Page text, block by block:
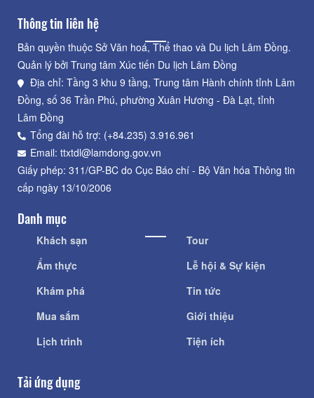
Thông tin liên hệ
Bản quyền thuộc Sở Văn hoá, Thể thao và Du lịch Lâm Đồng.
Quản lý bởi Trung tâm Xúc tiến Du lịch Lâm Đồng
Địa chỉ: Tầng 3 khu 9 tầng, Trung tâm Hành chính tỉnh Lâm
Đồng, số 36 Trần Phú, phường Xuân Hương - Đà Lạt, tỉnh
Lâm Đồng
Tổng đài hỗ trợ: (+84.235) 3.916.961
Email: ttxtdl@lamdong.gov.vn
Giấy phép: 311/GP-BC do Cục Báo chí - Bộ Văn hóa Thông tin
cấp ngày 13/10/2006
Danh mục
Khách sạn
Ẩm thực
Khám phá
Mua sắm
Lịch trình
Tour
Lễ hội & Sự kiện
Tin tức
Giới thiệu
Tiện ích
Tải ứng dụng